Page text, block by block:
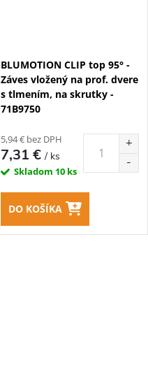
BLUMOTION CLIP top 95° -
Záves vložený na prof. dvere
s tlmením, na skrutky -
71B9750
5,94 € bez DPH
7,31 €/ ks
Skladom 10 ks
DO KOŠÍKA